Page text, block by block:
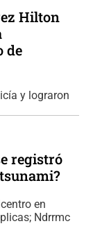
Hilton
de
y lograron
registró
en
Ndrrmc